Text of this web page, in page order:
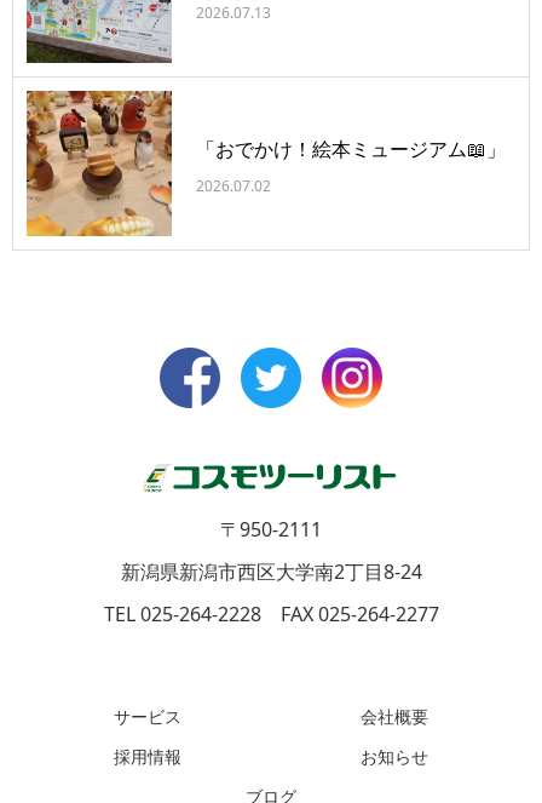
2026.07.13
「おでかけ！絵本ミュージアム📖」
2026.07.02
〒950-2111
新潟県新潟市西区大学南2丁目8-24
TEL 025-264-2228 FAX 025-264-2277
サービス
会社概要
採用情報
お知らせ
ブログ